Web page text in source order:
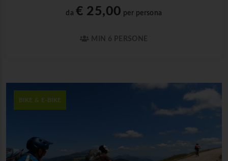
da € 25,00 per persona
MIN 6 PERSONE
BIKE & E-BIKE